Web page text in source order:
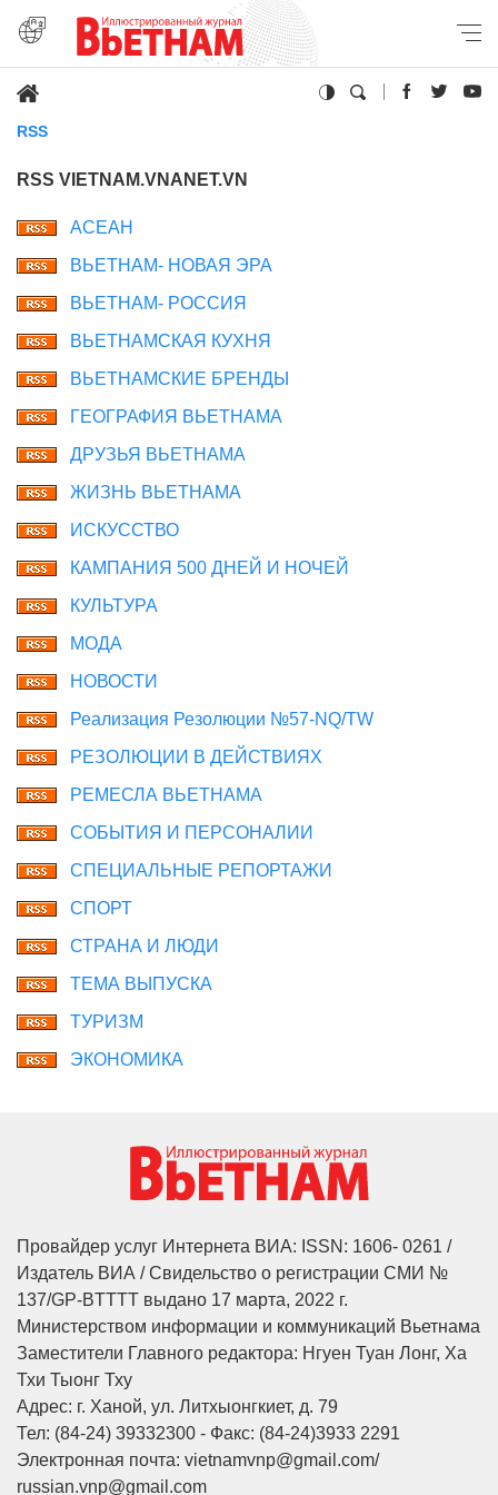
RSS
RSS VIETNAM.VNANET.VN
АСЕАН
ВЬЕТНАМ- НОВАЯ ЭРА
ВЬЕТНАМ- РОССИЯ
ВЬЕТНАМСКАЯ КУХНЯ
ВЬЕТНАМСКИЕ БРЕНДЫ
ГЕОГРАФИЯ ВЬЕТНАМА
ДРУЗЬЯ ВЬЕТНАМА
ЖИЗНЬ ВЬЕТНАМА
ИСКУССТВО
КАМПАНИЯ 500 ДНЕЙ И НОЧЕЙ
КУЛЬТУРА
МОДА
НОВОСТИ
Реализация Резолюции №57-NQ/TW
РЕЗОЛЮЦИИ В ДЕЙСТВИЯХ
РЕМЕСЛА ВЬЕТНАМА
СОБЫТИЯ И ПЕРСОНАЛИИ
СПЕЦИАЛЬНЫЕ РЕПОРТАЖИ
СПОРТ
СТРАНА И ЛЮДИ
ТЕМА ВЫПУСКА
ТУРИЗМ
ЭКОНОМИКА
Провайдер услуг Интернета ВИА: ISSN: 1606- 0261 /
Издатель ВИА / Свидельство о регистрации СМИ №
137/GP-BTTTT выдано 17 марта, 2022 г.
Министерством информации и коммуникаций Вьетнама
Заместители Главного редактора: Нгуен Туан Лонг, Ха
Тхи Тыонг Тху
Адрес: г. Ханой, ул. Литхыонгкиет, д. 79
Тел: (84-24) 39332300 - Факс: (84-24)3933 2291
Электронная почта: vietnamvnp@gmail.com/
russian.vnp@gmail.com